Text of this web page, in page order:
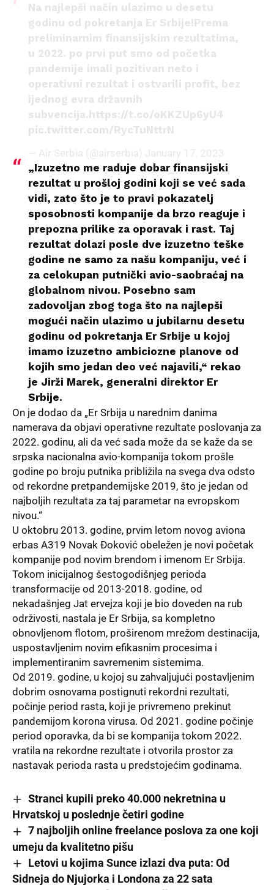
Na najlepši način ulazimo u desetu
godinu od pokretanja Er Srbije!Prema
preliminarnim finansijskim rezultatima,
u 2022. po prvi put smo od početka
pandemije imali pozitivan neto i
operativni rezultat i ostvarili profit, bez
ijednog evra državnih
subvencija. https://t.co/oKKZUp6yU4
pic.twitter.com/RycTuNttrN
— Air Serbia (@airserbia) January 17, 2023
„Izuzetno me raduje dobar finansijski
rezultat u prošloj godini koji se već sada
vidi, zato što je to pravi pokazatelj
sposobnosti kompanije da brzo reaguje i
prepozna prilike za oporavak i rast. Taj
rezultat dolazi posle dve izuzetno teške
godine ne samo za našu kompaniju, već i
za celokupan putnički avio-saobraćaj na
globalnom nivou. Posebno sam
zadovoljan zbog toga što na najlepši
mogući način ulazimo u jubilarnu desetu
godinu od pokretanja Er Srbije u kojoj
imamo izuzetno ambiciozne planove od
kojih smo jedan deo već najavili,“ rekao
je Jirži Marek, generalni direktor Er
Srbije.
On je dodao da „Er Srbija u narednim danima
namerava da objavi operativne rezultate poslovanja za
2022. godinu, ali da već sada može da se kaže da se
srpska nacionalna avio-kompanija tokom prošle
godine po broju putnika približila na svega dva odsto
od rekordne pretpandemijske 2019, što je jedan od
najboljih rezultata za taj parametar na evropskom
nivou.“
U oktobru 2013. godine, prvim letom novog aviona
erbas A319 Novak Đoković obeležen je novi početak
kompanije pod novim brendom i imenom Er Srbija.
Tokom inicijalnog šestogodišnjeg perioda
transformacije od 2013-2018. godine, od
nekadašnjeg Jat ervejza koji je bio doveden na rub
održivosti, nastala je Er Srbija, sa kompletno
obnovljenom flotom, proširenom mrežom destinacija,
uspostavljenim novim efikasnim procesima i
implementiranim savremenim sistemima.
Od 2019. godine, u kojoj su zahvaljujući postavljenim
dobrim osnovama postignuti rekordni rezultati,
počinje period rasta, koji je privremeno prekinut
pandemijom korona virusa. Od 2021. godine počinje
period oporavka, da bi se kompanija tokom 2022.
vratila na rekordne rezultate i otvorila prostor za
nastavak perioda rasta u predstojećim godinama.
Stranci kupili preko 40.000 nekretnina u
Hrvatskoj u poslednje četiri godine
7 najboljih online freelance poslova za one koji
umeju da kvalitetno pišu
Letovi u kojima Sunce izlazi dva puta: Od
Sidneja do Njujorka i Londona za 22 sata